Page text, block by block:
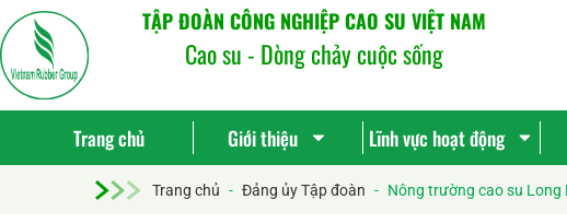
TẬP ĐOÀN CÔNG NGHIỆP CAO SU VIỆT NAM
Cao su - Dòng chảy cuộc sống
Trang chủ Giới thiệu Lĩnh vực hoạt động
Trang chủ - Đảng ủy Tập đoàn - Nông trường cao su Long